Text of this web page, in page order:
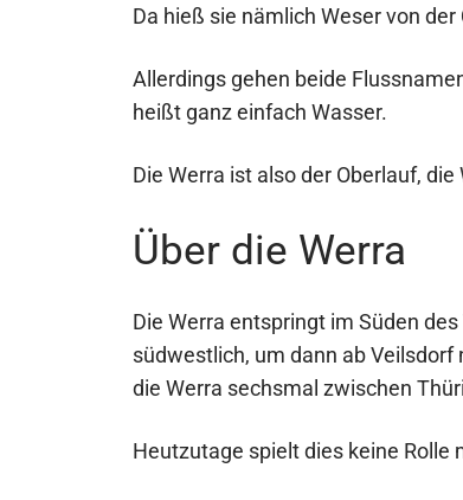
Da hieß sie nämlich Weser von
Allerdings gehen beide
heißt ganz einfach Wasser.
Die Werra ist also der Oberlauf,
Über die Werra
Die Werra entspringt im Süden
südwestlich, um dann ab
die Werra sechsmal zwischen
Heutzutage spielt dies keine Rolle